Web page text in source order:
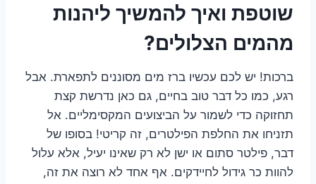
שוטפת ואיך להמשיך ליהנות
מהמים הצלולים?
ברכות! יש לכם עכשיו ברז מים מסוננים לתפארת. אבל
רגע, כמו כל דבר טוב בחיים, גם כאן נדרשת קצת
תחזוקה כדי לשמור על הביצועים המקסימליים. אל
תזניחו את החלפת הפילטרים, זה קריטי! בסופו של
דבר, פילטר סתום או ישן לא רק שאינו יעיל, אלא עלול
להוות כר גידול לחיידקים. אף אחד לא רוצה את זה,